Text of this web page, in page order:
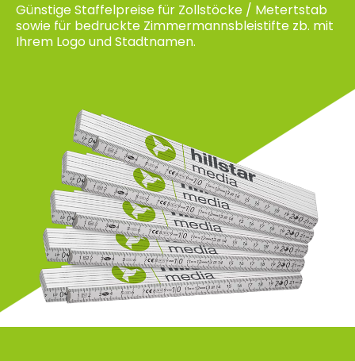
Günstige Staffelpreise für Zollstöcke / Metertstab
sowie für bedruckte Zimmermannsbleistifte zb. mit
Ihrem Logo und Stadtnamen.